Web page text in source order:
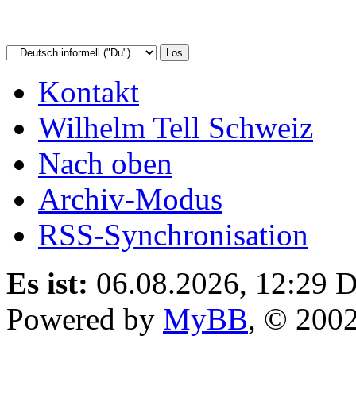
Kontakt
Wilhelm Tell Schweiz
Nach oben
Archiv-Modus
RSS-Synchronisation
Es ist: 06.08.2026, 12:29
Powered by MyBB, ©